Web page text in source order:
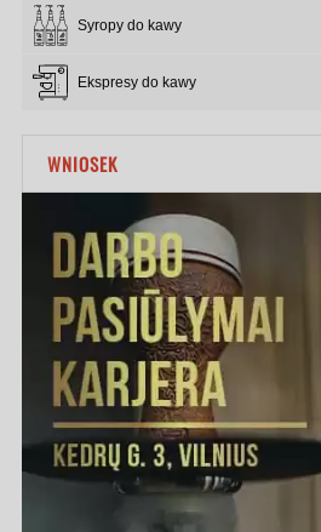
Syropy do kawy
Ekspresy do kawy
WNIOSEK